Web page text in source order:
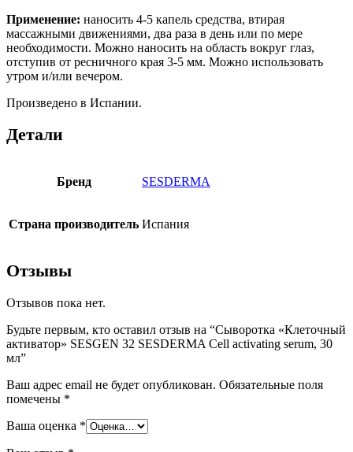
Применение: наносить 4-5 капель средства, втирая
массажными движениями, два раза в день или по мере
необходимости. Можно наносить на область вокруг глаз,
отступив от ресничного края 3-5 мм. Можно использовать
утром и/или вечером.
Произведено в Испании.
Детали
Бренд SESDERMA
Страна производитель Испания
Отзывы
Отзывов пока нет.
Будьте первым, кто оставил отзыв на “Сыворотка «Клеточный
активатор» SESGEN 32 SESDERMA Cell activating serum, 30
мл”
Ваш адрес email не будет опубликован. Обязательные поля
помечены *
Ваша оценка *